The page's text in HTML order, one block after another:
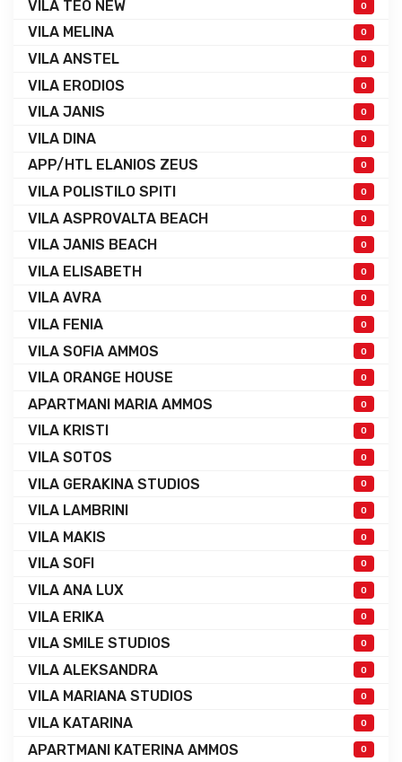
VILA TEO NEW 0
VILA MELINA 0
VILA ANSTEL 0
VILA ERODIOS 0
VILA JANIS 0
VILA DINA 0
APP/HTL ELANIOS ZEUS 0
VILA POLISTILO SPITI 0
VILA ASPROVALTA BEACH 0
VILA JANIS BEACH 0
VILA ELISABETH 0
VILA AVRA 0
VILA FENIA 0
VILA SOFIA AMMOS 0
VILA ORANGE HOUSE 0
APARTMANI MARIA AMMOS 0
VILA KRISTI 0
VILA SOTOS 0
VILA GERAKINA STUDIOS 0
VILA LAMBRINI 0
VILA MAKIS 0
VILA SOFI 0
VILA ANA LUX 0
VILA ERIKA 0
VILA SMILE STUDIOS 0
VILA ALEKSANDRA 0
VILA MARIANA STUDIOS 0
VILA KATARINA 0
APARTMANI KATERINA AMMOS 0